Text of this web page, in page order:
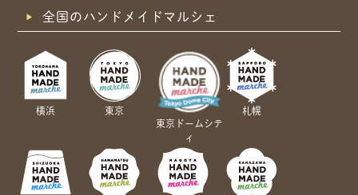
全国のハンドメイドマルシェ
横浜
東京
東京ドームシテ
ィ
札幌